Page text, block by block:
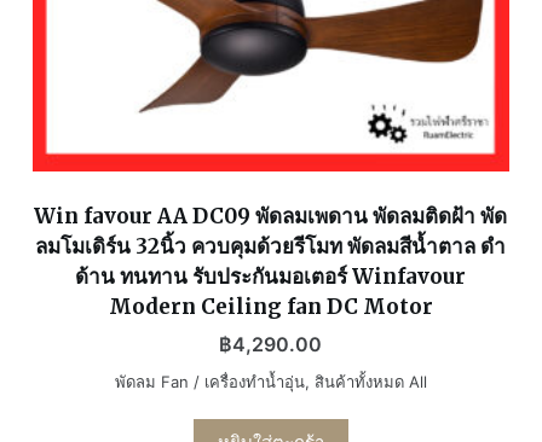
Win favour AA DC09 พัดลมเพดาน พัดลมติดฝ้า พัด
ลมโมเดิร์น 32นิ้ว ควบคุมด้วยรีโมท พัดลมสีน้ำตาล ดำ
ด้าน ทนทาน รับประกันมอเตอร์ Winfavour
Modern Ceiling fan DC Motor
฿4,290.00
พัดลม Fan / เครื่องทำน้ำอุ่น, สินค้าทั้งหมด All